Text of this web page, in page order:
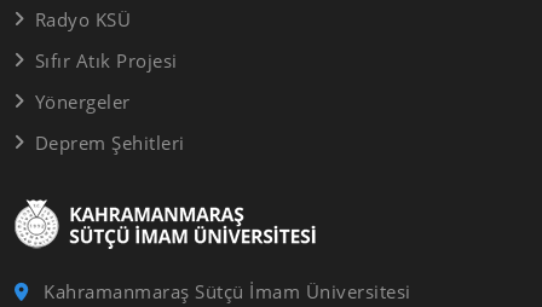
Kahramanmaraş Sütçü İmam Üniversitesi
Radyo KSÜ
Sıfır Atık Projesi
Yönergeler
Deprem Şehitleri